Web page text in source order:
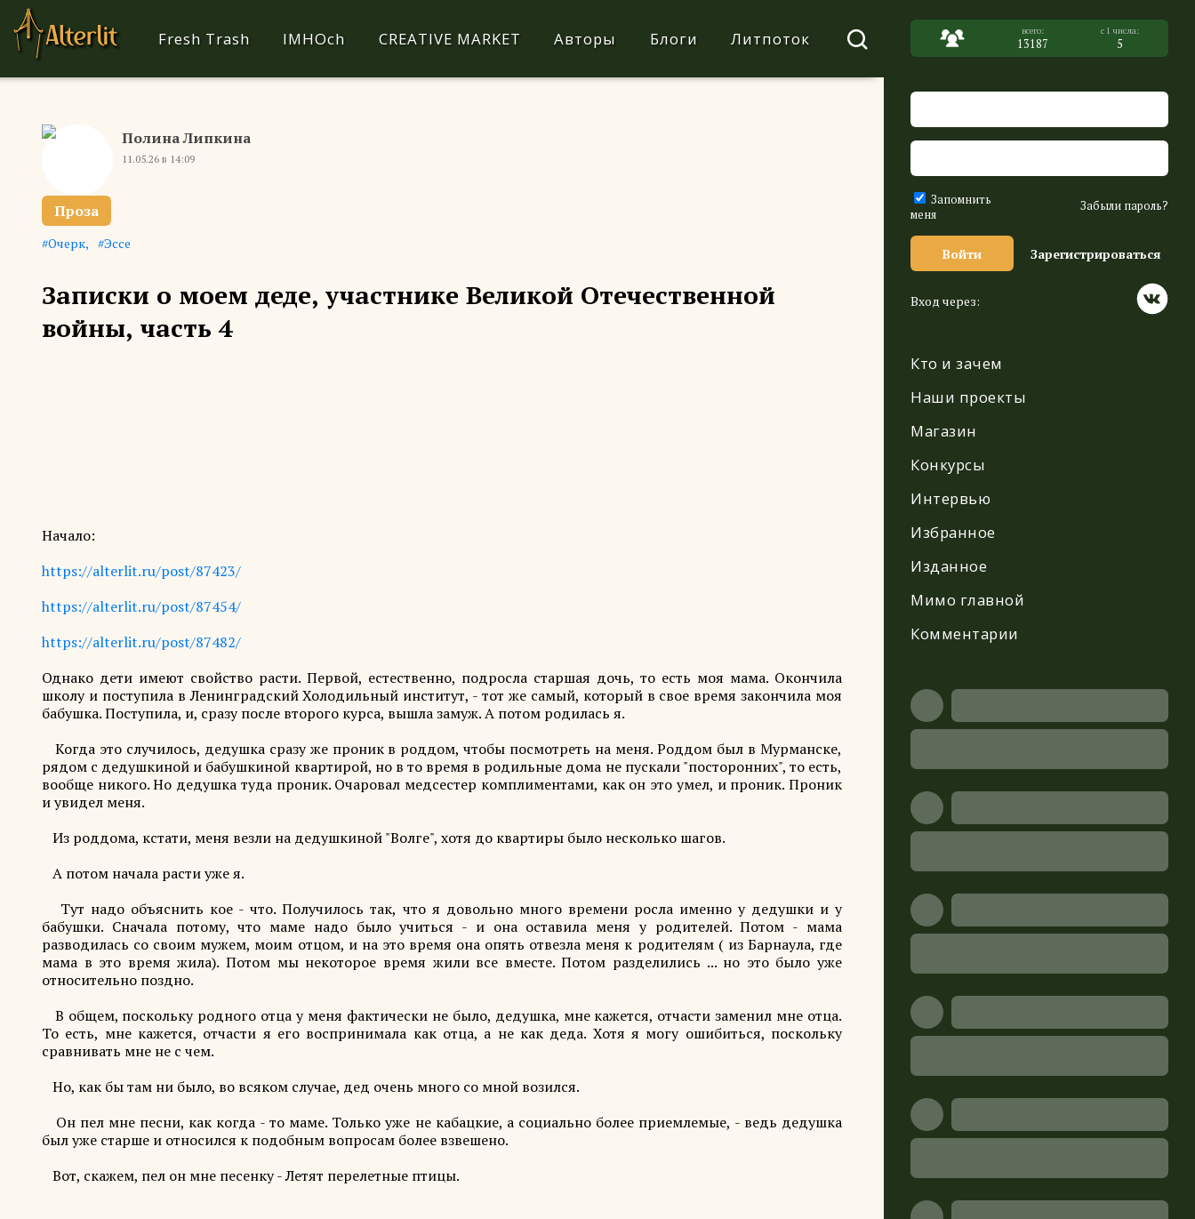
13187 5
Запомнить
меня
Забыли пароль?
Войти Зарегистрироваться
Вход через:
Кто и зачем
Наши проекты
Магазин
Конкурсы
Интервью
Избранное
Изданное
Мимо главной
Комментарии
Fresh Trash IMHOch CREATIVE MARKET Авторы Блоги Литпоток
Полина Липкина
11.05.26 в 14:09
Проза
Очерк Эссе
Записки о моем деде, участнике Великой Отечественной
войны, часть 4
Начало:
https://alterlit.ru/post/87423/
https://alterlit.ru/post/87454/
https://alterlit.ru/post/87482/
Однако дети имеют свойство расти. Первой, естественно, подросла старшая дочь, то есть моя мама. Окончила
школу и поступила в Ленинградский Холодильный институт, - тот же самый, который в свое время закончила моя
бабушка. Поступила, и, сразу после второго курса, вышла замуж. А потом родилась я.
Когда это случилось, дедушка сразу же проник в роддом, чтобы посмотреть на меня. Роддом был в Мурманске,
рядом с дедушкиной и бабушкиной квартирой, но в то время в родильные дома не пускали "посторонних", то есть,
вообще никого. Но дедушка туда проник. Очаровал медсестер комплиментами, как он это умел, и проник. Проник
и увидел меня.
Из роддома, кстати, меня везли на дедушкиной "Волге", хотя до квартиры было несколько шагов.
А потом начала расти уже я.
Тут надо объяснить кое - что. Получилось так, что я довольно много времени росла именно у дедушки и у
бабушки. Сначала потому, что маме надо было учиться - и она оставила меня у родителей. Потом - мама
разводилась со своим мужем, моим отцом, и на это время она опять отвезла меня к родителям ( из Барнаула, где
мама в это время жила). Потом мы некоторое время жили все вместе. Потом разделились ... но это было уже
относительно поздно.
В общем, поскольку родного отца у меня фактически не было, дедушка, мне кажется, отчасти заменил мне отца.
То есть, мне кажется, отчасти я его воспринимала как отца, а не как деда. Хотя я могу ошибиться, поскольку
сравнивать мне не с чем.
Но, как бы там ни было, во всяком случае, дед очень много со мной возился.
Он пел мне песни, как когда - то маме. Только уже не кабацкие, а социально более приемлемые, - ведь дедушка
был уже старше и относился к подобным вопросам более взвешено.
Вот, скажем, пел он мне песенку - Летят перелетные птицы.